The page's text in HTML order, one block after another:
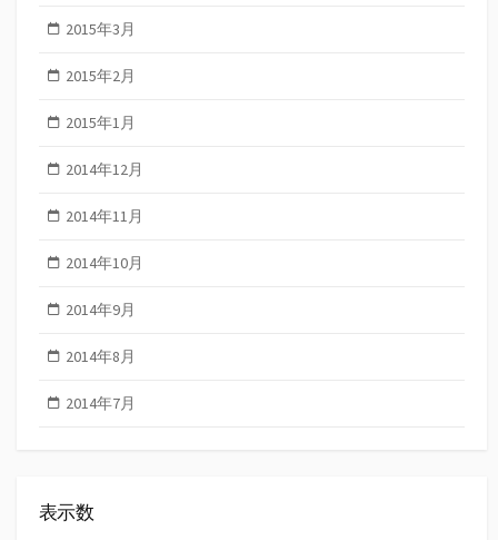
2015年3月
2015年2月
2015年1月
2014年12月
2014年11月
2014年10月
2014年9月
2014年8月
2014年7月
表示数